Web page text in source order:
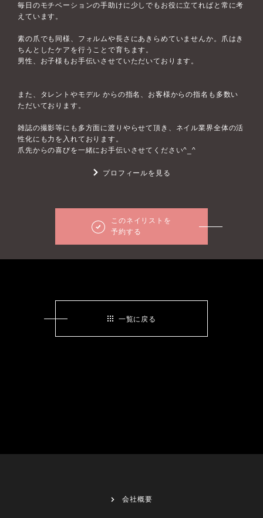
毎日のモチベーションの手助けに少しでもお役に立てればと常に考
えています。
素の爪でも同様、フォルムや長さにあきらめていませんか。爪はき
ちんとしたケアを行うことで育ちます。
男性、お子様もお手伝いさせていただいております。
また、タレントやモデル からの指名、お客様からの指名も多数い
ただいております。
雑誌の撮影等にも多方面に渡りやらせて頂き、ネイル業界全体の活
性化にも力を入れております。
爪先からの喜びを一緒にお手伝いさせてください^_^
プロフィールを見る
このネイリストを
予約する
一覧に戻る
会社概要